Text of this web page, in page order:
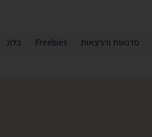
סדנאות והרצאות Freebies בלוג